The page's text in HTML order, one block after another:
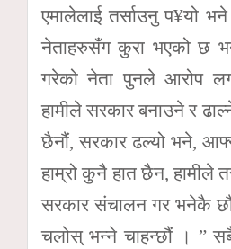
एमालेलाई तर्साउनु प¥यो
नेताहरुसँग कुरा भएको छ
गरेको नेता पुनले आरोप
हामीले सरकार बनाउने र
छैनौं, सरकार ढल्यो भने,
हाम्रो कुनै हात छैन, हामीले
सरकार संचालन गर भनेकै
चलोस् भन्ने चाहन्छौं । ” सबै